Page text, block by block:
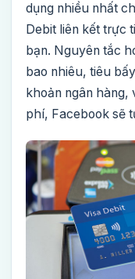
dụng nhiều nhất
Debit liên kết trực
bạn. Nguyên tắc
bao nhiêu, tiêu
khoản ngân hàng,
phí, Facebook sẽ